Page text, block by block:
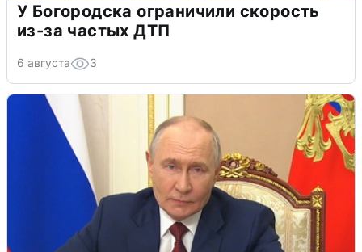
У Богородска ограничили скорость
из-за частых ДТП
6 августа 3